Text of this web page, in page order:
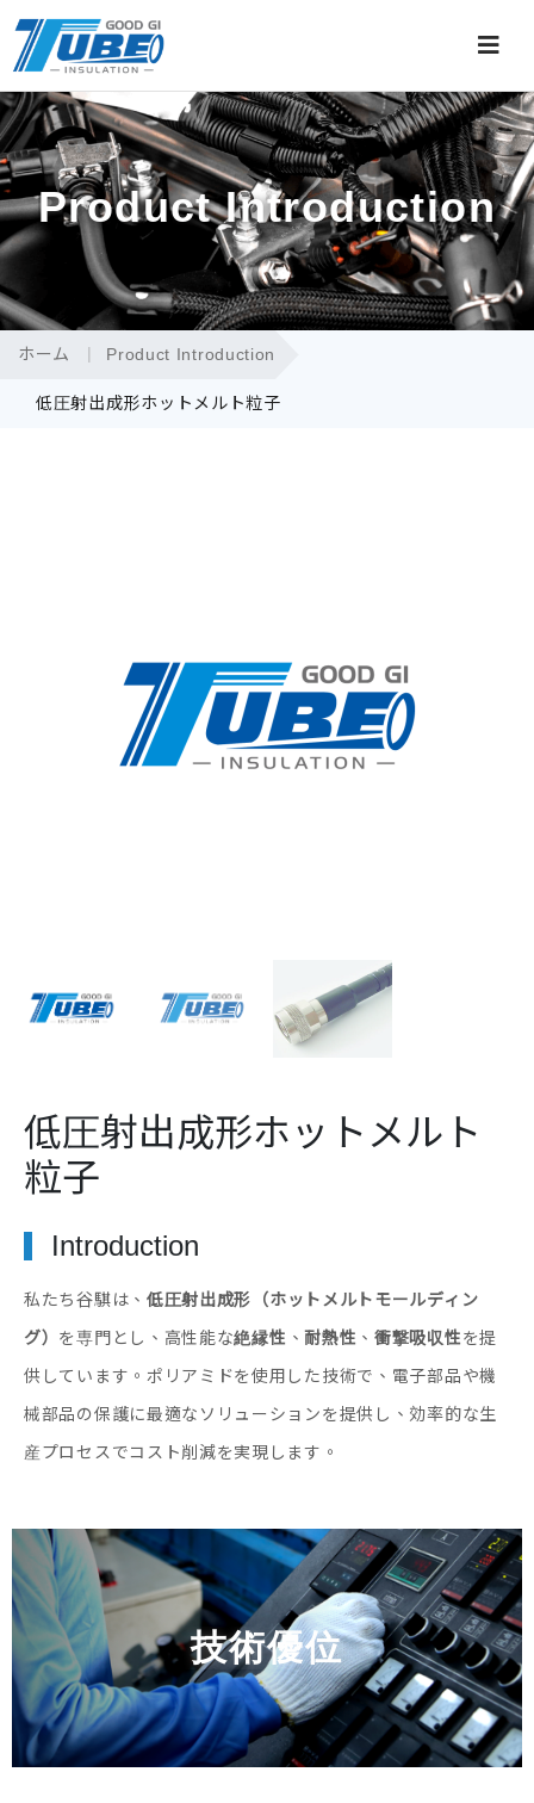
Product Introduction
ホーム Product Introduction
低圧射出成形ホットメルト粒子
低圧射出成形ホットメルト
粒子
Introduction
私たち谷騏は、 低圧射出成形（ホットメルトモールディン
グ） を専門とし、高性能な絶縁性 、耐熱性 、衝撃吸収性を提
供しています。ポリアミドを使用した技術で、電子部品や機
械部品の保護に最適なソリューションを提供し、効率的な生
産プロセスでコスト削減を実現します。
技術優位